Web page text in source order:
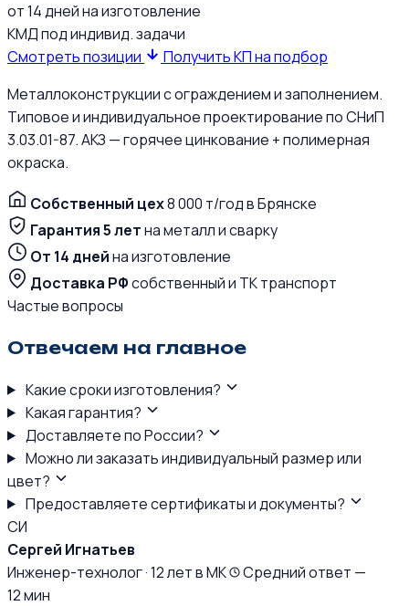
от 14дней на изготовление
КМДпод индивид. задачи
Смотреть позиции
Получить КП на подбор
Металлоконструкции с ограждением и заполнением.
Типовое и индивидуальное проектирование по СНиП
3.03.01-87. АКЗ — горячее цинкование + полимерная
окраска.
Собственный цех8 000 т/год в Брянске
Гарантия 5 летна металл и сварку
От 14 днейна изготовление
Доставка РФсобственный и ТК транспорт
Частые вопросы
Отвечаем на главное
Какие сроки изготовления?
Какая гарантия?
Доставляете по России?
Можно ли заказать индивидуальный размер или
цвет?
Предоставляете сертификаты и документы?
СИ
Сергей Игнатьев
Инженер-технолог · 12 лет в МК
Средний ответ —
12 мин